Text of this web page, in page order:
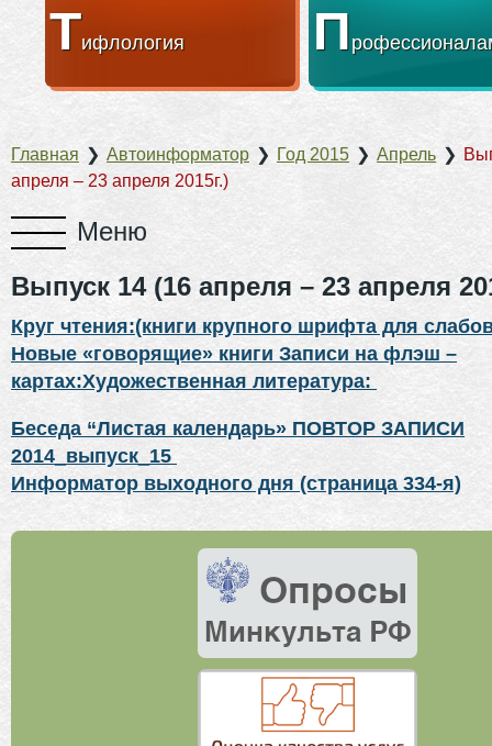
Тифлология П
Главная ❯ Автоинформатор ❯ Год 2015 ❯ Апрель ❯
апреля – 23 апреля 2015г.)
Выпуск 14 (16 апреля – 23 апреля
Круг чтения:(книги крупного шрифта для
Новые «говорящие» книги Записи на флэш –
картах:Художественная литература:
Беседа “Листая календарь» ПОВТОР ЗАПИСИ
2014_выпуск_15
Информатор выходного дня (страница 334-я)